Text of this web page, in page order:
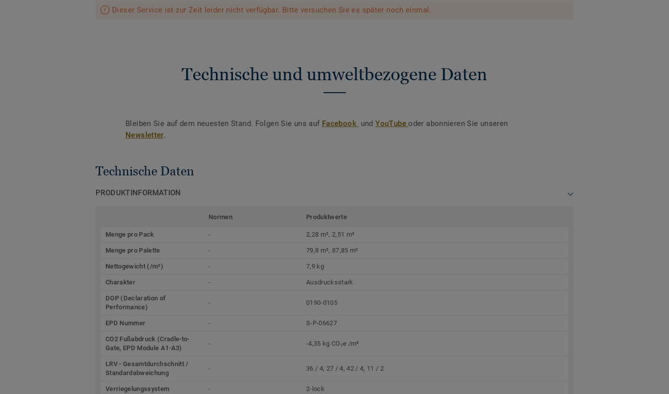
Dieser Service ist zur Zeit leider nicht verfügbar. Bitte versuchen Sie es später noch einmal.
Technische und umweltbezogene Daten
Bleiben Sie auf dem neuesten Stand. Folgen Sie uns auf Facebook undYouTubeoder abonnieren Sie unseren
Newsletter.
Technische Daten
PRODUKTINFORMATION
Normen Produktwerte
Menge pro Pack - 2,28 m², 2,51 m²
Menge pro Palette - 79,8 m², 87,85 m²
Nettogewicht (/m²) - 7,9 kg
Charakter - Ausdrucksstark
DOP (Declaration of
Performance)
- 0190-0105
EPD Nummer - S-P-06627
CO2 Fußabdruck (Cradle-to-
Gate, EPD Module A1-A3)
- -4,35 kg CO₂e /m²
LRV - Gesamtdurchschnitt /
Standardabweichung
- 36 / 4, 27 / 4, 42 / 4, 11 / 2
Verriegelungssystem - 2-lock